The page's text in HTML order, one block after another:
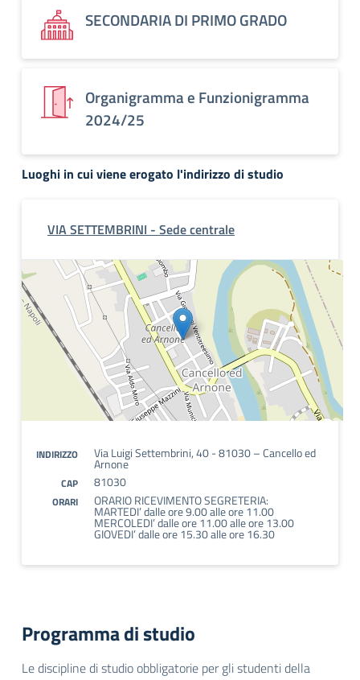
SECONDARIA DI PRIMO GRADO
Organigramma e Funzionigramma
2024/25
Luoghi in cui viene erogato l'indirizzo di studio
VIA SETTEMBRINI - Sede centrale
INDIRIZZO Via Luigi Settembrini, 40 - 81030 – Cancello ed
Arnone
CAP 81030
ORARI ORARIO RICEVIMENTO SEGRETERIA:
MARTEDI’ dalle ore 9.00 alle ore 11.00
MERCOLEDI’ dalle ore 11.00 alle ore 13.00
GIOVEDI’ dalle ore 15.30 alle ore 16.30
Programma di studio
Le discipline di studio obbligatorie per gli studenti della